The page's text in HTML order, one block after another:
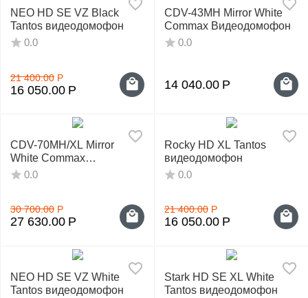
NEO HD SE VZ Black
Tantos видеодомофон
0.0
21 400.00 Р
16 050.00 Р
CDV-43MH Mirror White
Commax Видеодомофон
0.0
14 040.00 Р
CDV-70MH/XL Mirror
White Commax
Видеодомофон
0.0
30 700.00 Р
27 630.00 Р
Rocky HD XL Tantos
видеодомофон
0.0
21 400.00 Р
16 050.00 Р
NEO HD SE VZ White
Tantos видеодомофон
Stark HD SE XL White
Tantos видеодомофон